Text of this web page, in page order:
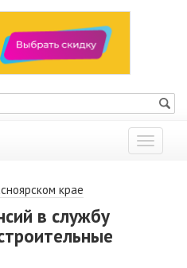
Показать
меню
крае
в службу